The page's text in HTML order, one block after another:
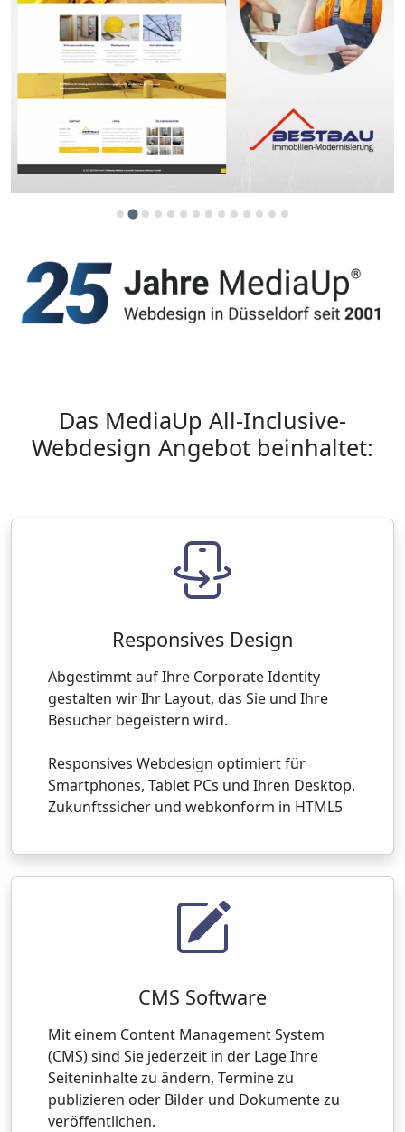
Das MediaUp All-Inclusive-
Webdesign Angebot beinhaltet:
Responsives Design
Abgestimmt auf Ihre Corporate Identity
gestalten wir Ihr Layout, das Sie und Ihre
Besucher begeistern wird.
Responsives Webdesign optimiert für
Smartphones, Tablet PCs und Ihren Desktop.
Zukunftssicher und webkonform in HTML5
CMS Software
Mit einem Content Management System
(CMS) sind Sie jederzeit in der Lage Ihre
Seiteninhalte zu ändern, Termine zu
publizieren oder Bilder und Dokumente zu
veröffentlichen.